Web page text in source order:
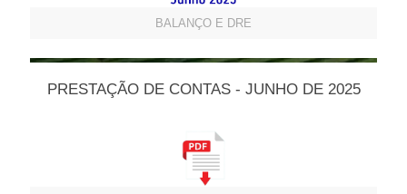
BALANÇO E DRE
PRESTAÇÃO DE CONTAS - JUNHO DE 2025